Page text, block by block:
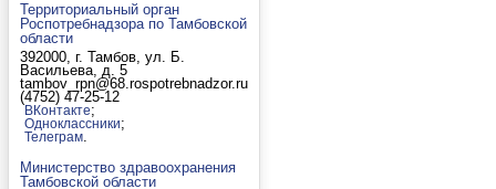
Территориальный орган
Роспотребнадзора по Тамбовской
области
392000, г. Тамбов, ул. Б.
Васильева, д. 5
tambov_rpn@68.rospotrebnadzor.ru
(4752) 47-25-12
ВКонтакте;
Одноклассники;
Телеграм.
Министерство здравоохранения
Тамбовской области